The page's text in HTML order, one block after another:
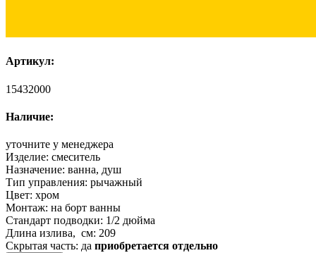
Артикул:
15432000
Наличие:
уточните у менеджера
Изделие: смеситель
Назначение: ванна, душ
Тип управления: рычажный
Цвет: хром
Монтаж: на борт ванны
Стандарт подводки: 1/2 дюйма
Длина излива, см: 209
Скрытая часть: да приобретается отдельно